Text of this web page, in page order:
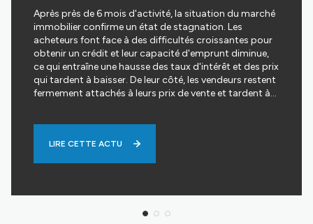
Après près de 6 mois d'activité, la situation du marché
immobilier confirme un état de stagnation. Les
acheteurs font face à des difficultés croissantes pour
obtenir un crédit et leur capacité d'emprunt diminue,
ce qui entraîne une hausse des taux d'intérêt et des prix
qui tardent à baisser. De leur côté, les vendeurs restent
fermement attachés à leurs prix de vente et tardent à
choisissent plutôt une stratégie qui consiste à
diminution du nombre d'acheteurs et il est probable
que le volume global des transactions soit également
LIRE CETTE ACTU